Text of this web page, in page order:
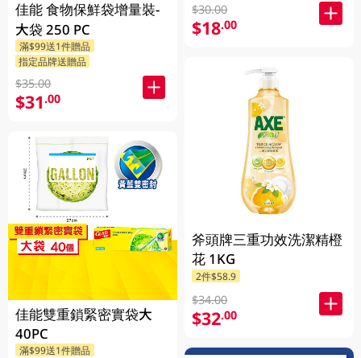
佳能 食物保鮮袋增量裝-
大袋 250 PC
滿$99送1件贈品
指定品牌送贈品
$35.00
$31.00
佳能雙重鎖緊密實袋大
40PC
滿$99送1件贈品
$30.00
$18.00
斧頭牌三重功效洗潔精橙
花 1KG
2件$58.9
$34.00
$32.00